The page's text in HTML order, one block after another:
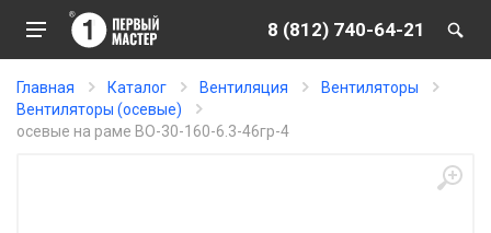
8 (812) 740-64-21
Главная Каталог Вентиляция
Вентиляторы
Вентиляторы (осевые)
осевые на раме ВО-30-160-6.3-46гр-4